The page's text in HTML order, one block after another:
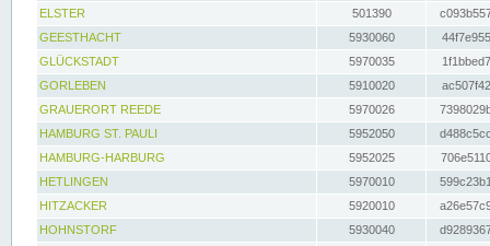
ELSTER
501390
GEESTHACHT
5930060
GLÜCKSTADT
5970035
GORLEBEN
5910020
GRAUERORT REEDE
5970026
HAMBURG ST. PAULI
5952050
HAMBURG-HARBURG
5952025
HETLINGEN
5970010
HITZACKER
5920010
HOHNSTORF
5930040